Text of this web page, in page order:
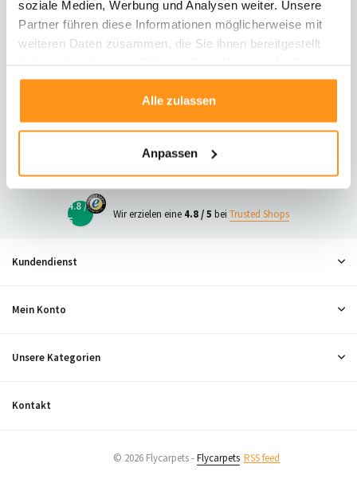
soziale Medien, Werbung und Analysen weiter. Unsere
Partner führen diese Informationen möglicherweise mit
weiteren Daten zusammen, die Sie ihnen bereitgestellt
gesammelt haben.
Alle zulassen
Anpassen
E-Mail senden
vragen@flycarpets.nl
Telefonischer Kontakt
23
4.8 /
5
Wir erzielen eine 4.8 / 5 bei Trusted Shops
Kundendienst
Mein Konto
Unsere Kategorien
Kontakt
© 2026 Flycarpets -Flycarpets RSS feed